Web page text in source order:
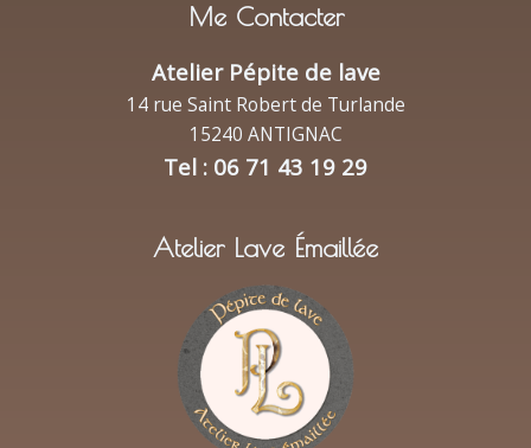
Me Contacter
Atelier Pépite de lave
14 rue Saint Robert de Turlande
15240 ANTIGNAC
Tel : 06 71 43 19 29
Atelier Lave Émaillée